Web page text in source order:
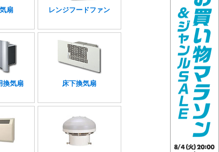
扇 レンジフードファン
換気扇 床下換気扇